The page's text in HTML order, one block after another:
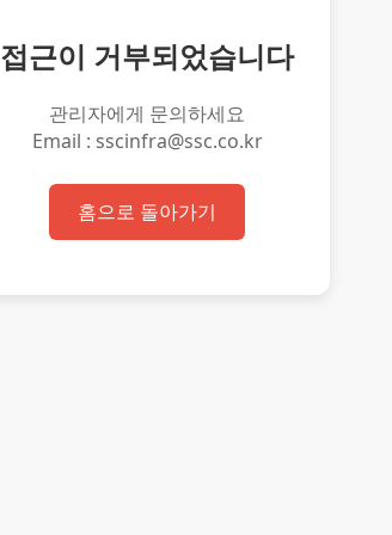
접근이 거부되었습니다
관리자에게 문의하세요
Email : sscinfra@ssc.co.kr
홈으로 돌아가기